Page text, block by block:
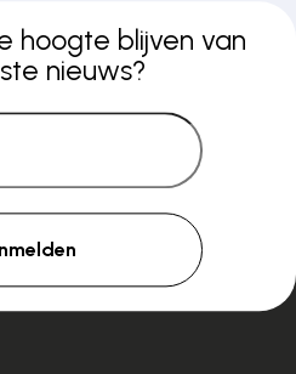
hoogte blijven van
nieuws?